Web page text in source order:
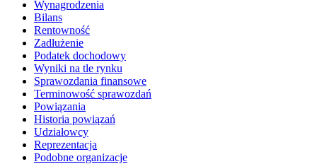
Wynagrodzenia
Bilans
Rentowność
Zadłużenie
Podatek dochodowy
Wyniki na tle rynku
Sprawozdania finansowe
Terminowość sprawozdań
Powiązania
Historia powiązań
Udziałowcy
Reprezentacja
Podobne organizacje